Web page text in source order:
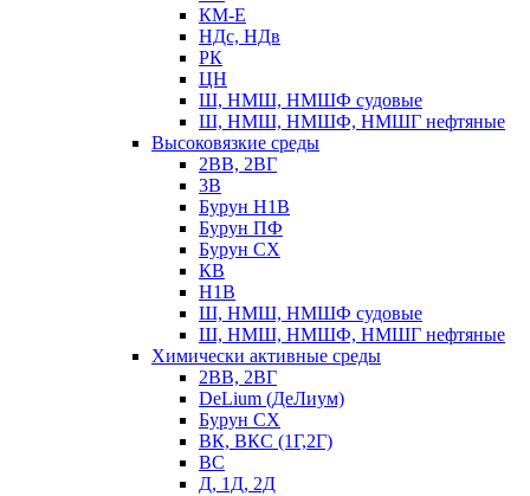
КМ-Е
НДс, НДв
РК
ЦН
Ш, НМШ, НМШФ судовые
Ш, НМШ, НМШФ, НМШГ нефтяные
Высоковязкие среды
2ВВ, 2ВГ
3В
Бурун Н1В
Бурун ПФ
Бурун СХ
КВ
Н1В
Ш, НМШ, НМШФ судовые
Ш, НМШ, НМШФ, НМШГ нефтяные
Химически активные среды
2ВВ, 2ВГ
DeLium (ДеЛиум)
Бурун СХ
ВК, ВКС (1Г,2Г)
ВС
Д, 1Д, 2Д